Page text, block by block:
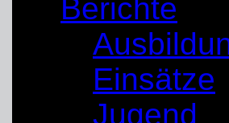
Berichte
Einsätze
Jugend